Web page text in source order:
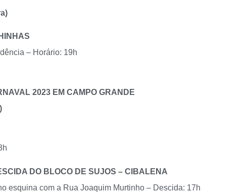
– Horário: 19h
2023 EM CAMPO GRANDE
DO BLOCO DE SUJOS – CIBALENA
esquina com a Rua Joaquim Murtinho – Descida: 17h